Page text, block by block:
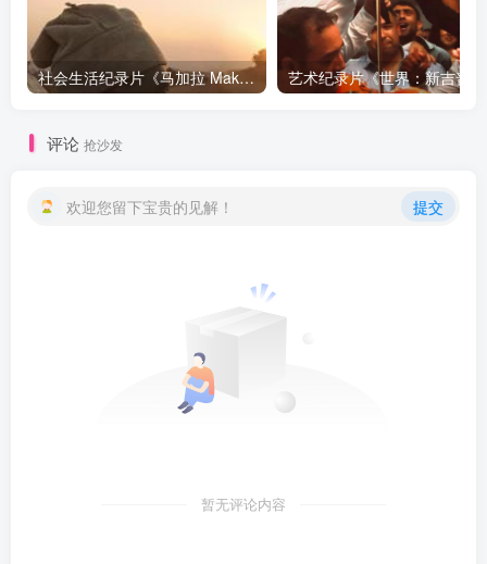
社会生活纪录片《马加拉 Makala》下载
评论 抢沙发
欢迎您留下宝贵的见解！ 提交
暂无评论内容